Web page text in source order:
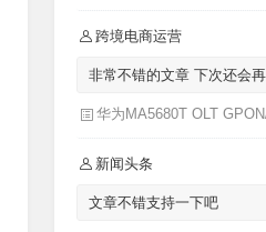
跨境电商运营
非常不错的文章 下次还会再
华为MA5680T OLT
新闻头条
文章不错支持一下吧